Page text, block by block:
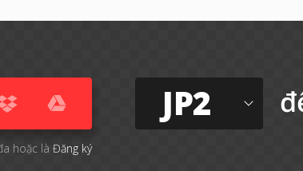
hoặc là Đăng ký
JP2